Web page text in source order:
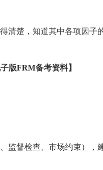
清楚，知道其中各项因子
子版FRM备考资料】
监督检查、市场约束），